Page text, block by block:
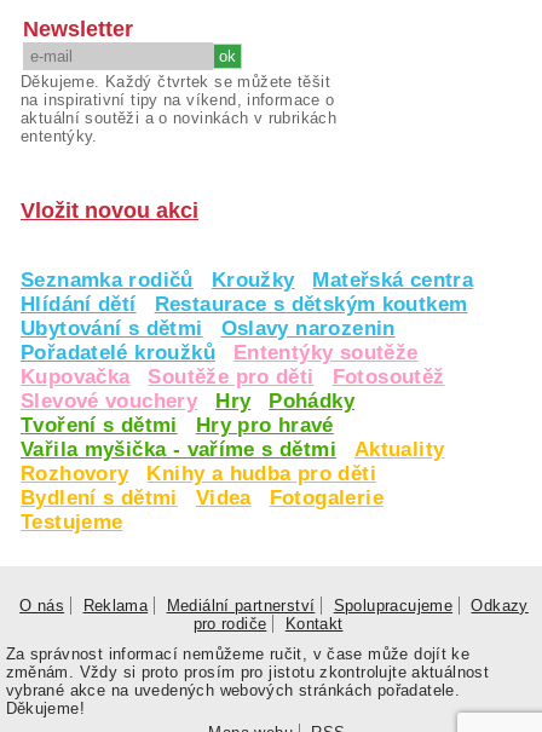
Newsletter
Děkujeme. Každý čtvrtek se můžete těšit
na inspirativní tipy na víkend, informace o
aktuální soutěži a o novinkách v rubrikách
ententýky.
Vložit novou akci
Seznamka rodičů Kroužky
Mateřská centra
Hlídání dětí
Restaurace s dětským koutkem
Ubytování s dětmi
Oslavy narozenin
Pořadatelé kroužků
Ententýky soutěže
Kupovačka
Soutěže pro děti
Fotosoutěž
Slevové vouchery
Hry
Pohádky
Tvoření s dětmi
Hry pro hravé
Vařila myšička - vaříme s dětmi
Aktuality
Rozhovory
Knihy a hudba pro děti
Bydlení s dětmi
Videa
Fotogalerie
Testujeme
O nás Reklama Mediální partnerství Spolupracujeme
Odkazy
pro rodiče
Kontakt
Za správnost informací nemůžeme ručit, v čase může dojít ke
změnám. Vždy si proto prosím pro jistotu zkontrolujte aktuálnost
vybrané akce na uvedených webových stránkách pořadatele.
Děkujeme!